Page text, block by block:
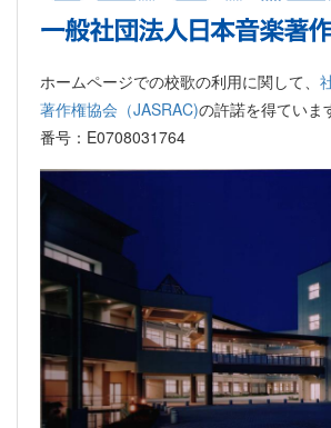
ホームページでの校歌の利用に関して、
著作権協会（JASRAC)の許諾を得ていま
番号：E0708031764